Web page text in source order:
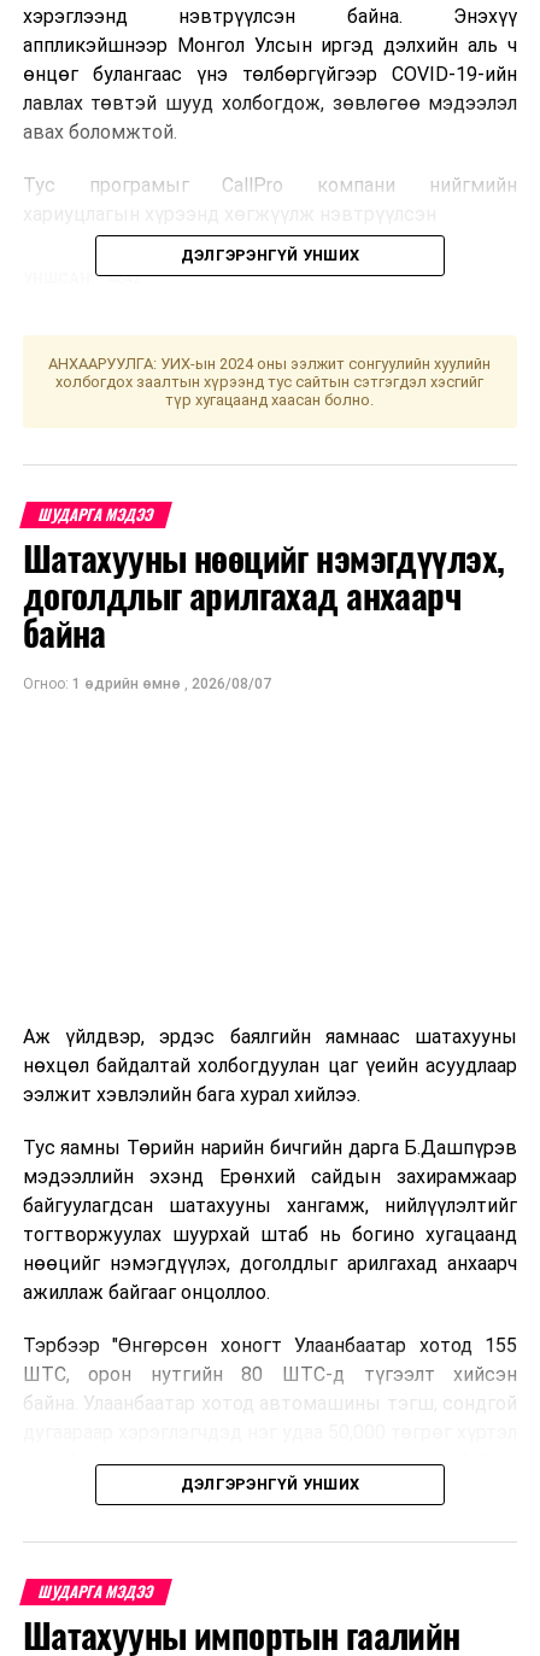
хэрэглээнд нэвтрүүлсэн байна. Энэхүү
аппликэйшнээр Монгол Улсын иргэд дэлхийн аль ч
өнцөг булангаас үнэ төлбөргүйгээр COVID-19-ийн
лавлах төвтэй шууд холбогдож, зөвлөгөө мэдээлэл
авах боломжтой.
Тус програмыг CallPro компани нийгмийн
4642
"Emart Food Bank” хөл хориог даван туулах хүнсний
тусламжийн аянд бүх нийтээрээ нэгдэж байна
Өнөө маргаашдаа ихэнх нутгаар цаг агаар тогтуун
ДЭЛГЭРЭНГҮЙ УНШИХ
АНХААРУУЛГА: УИХ-ын 2024 оны ээлжит сонгуулийн хуулийн
холбогдох заалтын хүрээнд тус сайтын сэтгэгдэл хэсгийг
түр хугацаанд хаасан болно.
ШУДАРГА МЭДЭЭ
Шатахууны нөөцийг нэмэгдүүлэх,
доголдлыг арилгахад анхаарч
байна
Огноо: 1 өдрийн өмнө , 2026/08/07
Аж үйлдвэр, эрдэс баялгийн яамнаас шатахууны
нөхцөл байдалтай холбогдуулан цаг үеийн асуудлаар
ээлжит хэвлэлийн бага хурал хийлээ.
Тус яамны Төрийн нарийн бичгийн дарга Б.Дашпүрэв
мэдээллийн эхэнд Ерөнхий сайдын захирамжаар
байгуулагдсан шатахууны хангамж, нийлүүлэлтийг
тогтворжуулах шуурхай штаб нь богино хугацаанд
нөөцийг нэмэгдүүлэх, доголдлыг арилгахад анхаарч
ажиллаж байгааг онцоллоо.
Тэрбээр "Өнгөрсөн хоногт Улаанбаатар хотод 155
ШТС, орон нутгийн 80 ШТС-д түгээлт хийсэн
байна. Улаанбаатар хотод автомашины тэгш, сондгой
автобензин олгох зохицуулалт хэрэгжиж байгаа
бөгөөд зөөврийн саванд олгохгүй. Энэ нь аюулгүй
сэргийлж буй юм. Орон нутгийн иргэд намрын ургац
хураалт, хадлантай холбоотой ШТС-уудаар зөөврийн
саваар автобензин авч болно. Улаанбаатар хотод
автомашины тэгш, сондгой дугаараар хэрэглэгчдэд
ДЭЛГЭРЭНГҮЙ УНШИХ
ШУДАРГА МЭДЭЭ
Шатахууны импортын гаалийн